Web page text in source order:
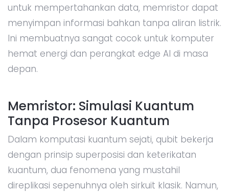
untuk mempertahankan data, memristor dapat
menyimpan informasi bahkan tanpa aliran listrik.
Ini membuatnya sangat cocok untuk komputer
hemat energi dan perangkat edge AI di masa
depan.
Memristor: Simulasi Kuantum
Tanpa Prosesor Kuantum
Dalam komputasi kuantum sejati, qubit bekerja
dengan prinsip superposisi dan keterikatan
kuantum, dua fenomena yang mustahil
direplikasi sepenuhnya oleh sirkuit klasik. Namun,